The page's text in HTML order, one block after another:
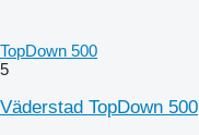
TopDown 500
5
Väderstad TopDown 500